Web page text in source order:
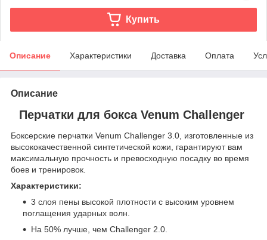
Купить
Описание Характеристики Доставка Оплата
Описание
Перчатки для бокса Venum Challenger
Боксерские перчатки Venum Challenger 3.0, изготовленные из
высококачественной синтетической кожи, гарантируют вам
максимальную прочность и превосходную посадку во время
боев и тренировок.
Характеристики:
3 слоя пены высокой плотности с высоким уровнем
поглащения ударных волн.
На 50% лучше, чем Challenger 2.0.